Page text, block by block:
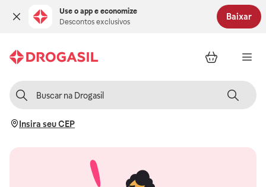
Use o app e economize
Descontos exclusivos
Baixar
Insira seu CEP